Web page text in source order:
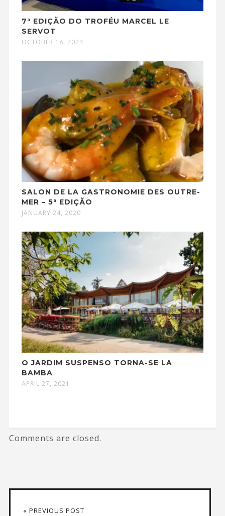
7ª EDIÇÃO DO TROFÉU MARCEL LE
SERVOT
OCTOBER 18, 2024
SALON DE LA GASTRONOMIE DES OUTRE-
MER – 5ª EDIÇÃO
JANUARY 24, 2020
O JARDIM SUSPENSO TORNA-SE LA
BAMBA
APRIL 27, 2021
Comments are closed.
« PREVIOUS POST